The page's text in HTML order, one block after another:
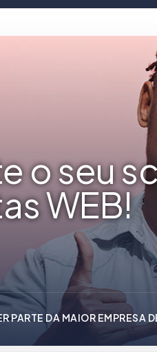
o seu
WEB!
PARTE DA MAIOR EMPRESA